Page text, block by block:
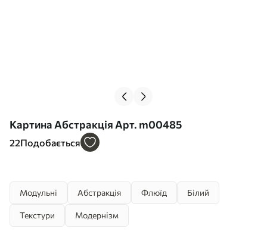
Картина Абстракція Арт. m00485
22Подобається
Модульні Абстракція Флюїд Білий
Текстури Модернізм